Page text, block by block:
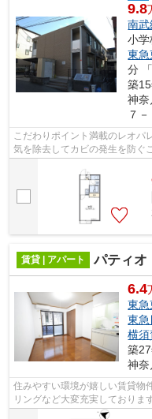
9.8
南武
小
東急
分
築
神
７
こだわりポイント満載のレオパ
気を除去してカビの発生を防ぐ
賃貸 | アパート パティオ
6.4
東急
東急
横須
築
神奈
住みやすい環境が嬉しい賃貸物
リングなど大変充実しておりま
どが備え付けられているので、